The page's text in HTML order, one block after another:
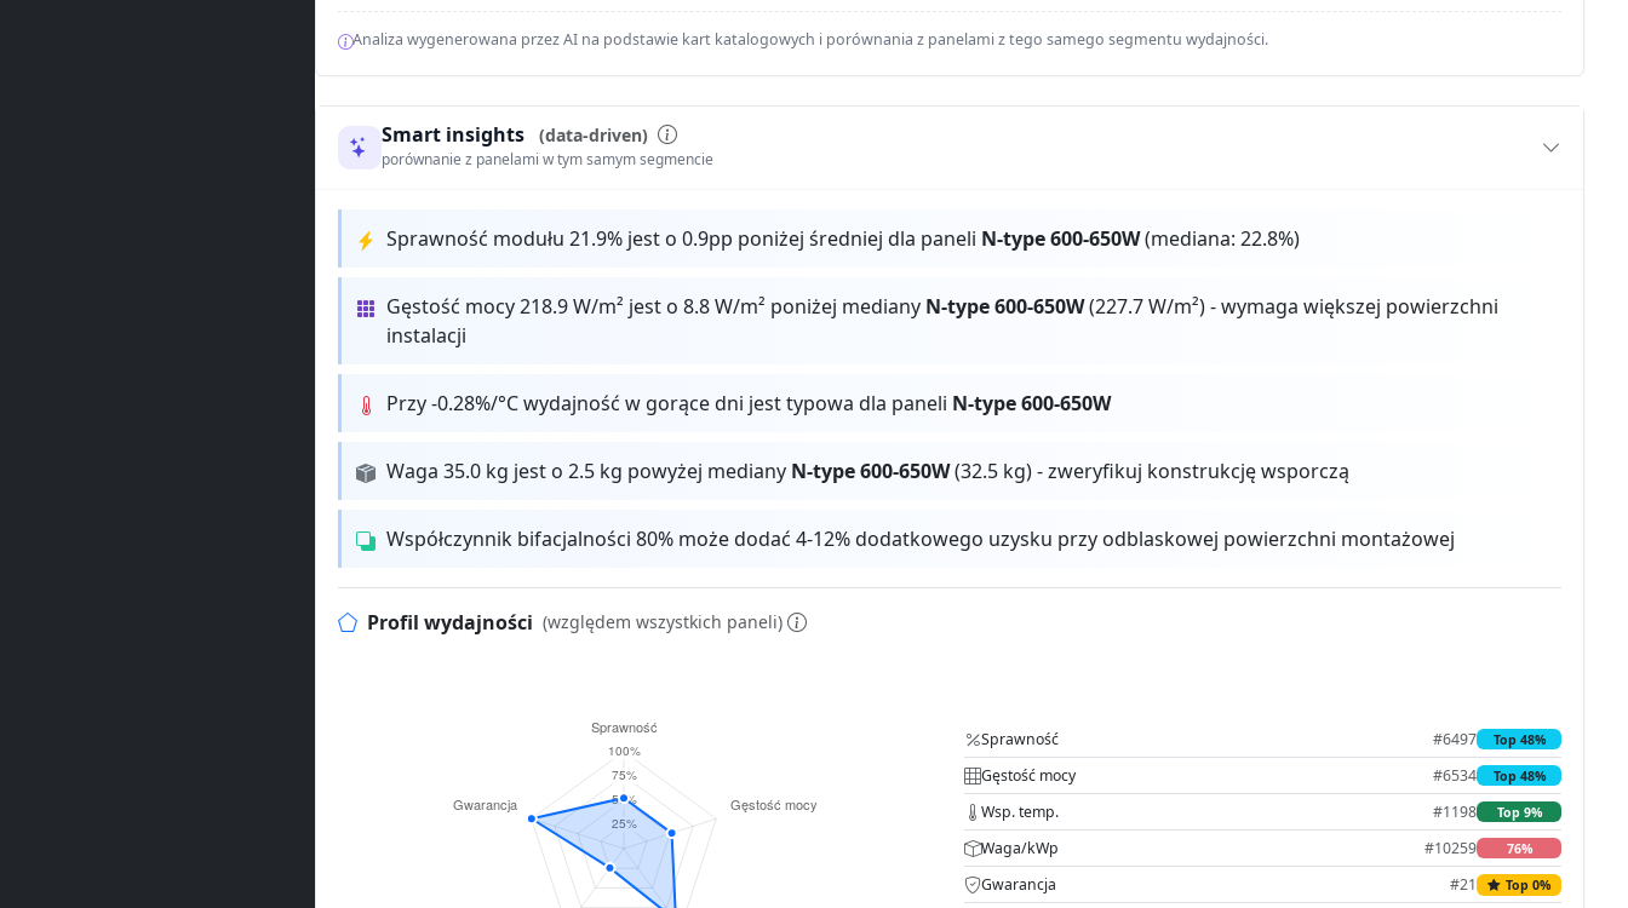
Analiza wygenerowana przez AI na podstawie kart katalogowych i porównania z panelami z tego samego segmentu wydajności.
Smart insights (data-driven)
porównanie z panelami w tym samym segmencie
Sprawność modułu 21.9% jest o 0.9pp poniżej średniej dla paneli N-type 600-650W(mediana: 22.8%)
Gęstość mocy 218.9 W/m² jest o 8.8 W/m² poniżej mediany N-type 600-650W(227.7 W/m²) - wymaga większej powierzchni
instalacji
Przy -0.28%/°C wydajność w gorące dni jest typowa dla paneli N-type 600-650W
Waga 35.0 kg jest o 2.5 kg powyżej mediany N-type 600-650W(32.5 kg) - zweryfikuj konstrukcję wsporczą
Współczynnik bifacjalności 80% może dodać 4-12% dodatkowego uzysku przy odblaskowej powierzchni montażowej
Profil wydajności (względem wszystkich paneli)
Sprawność #6497 Top 48%
Gęstość mocy #6534 Top 48%
Wsp. temp. #1198 Top 9%
Waga/kWp #10259 76%
Gwarancja #21 Top 0%